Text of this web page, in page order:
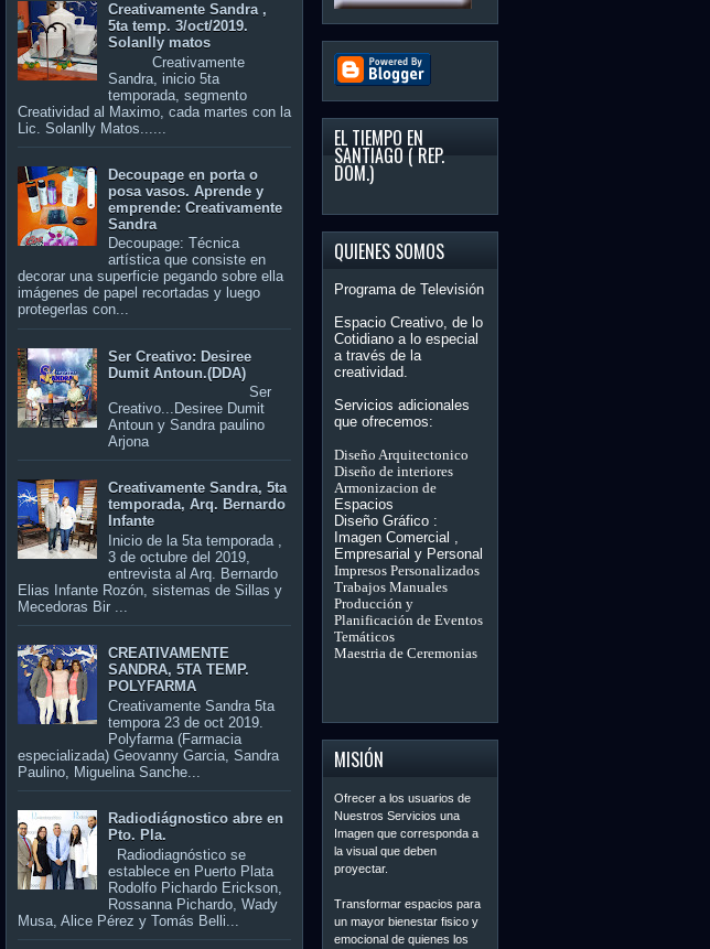
Creativamente Sandra ,
5ta temp. 3/oct/2019.
Solanlly matos
Creativamente
Sandra, inicio 5ta
temporada, segmento
Creatividad al Maximo, cada martes con la
Lic. Solanlly Matos......
Decoupage en porta o
posa vasos. Aprende y
emprende: Creativamente
Sandra
Decoupage: Técnica
artística que consiste en
decorar una superficie pegando sobre ella
imágenes de papel recortadas y luego
protegerlas con...
Ser Creativo: Desiree
Dumit Antoun.(DDA)
Ser
Creativo...Desiree Dumit
Antoun y Sandra paulino
Arjona
Creativamente Sandra, 5ta
temporada, Arq. Bernardo
Infante
Inicio de la 5ta temporada ,
3 de octubre del 2019,
entrevista al Arq. Bernardo
Elias Infante Rozón, sistemas de Sillas y
Mecedoras Bir ...
CREATIVAMENTE
SANDRA, 5TA TEMP.
POLYFARMA
Creativamente Sandra 5ta
tempora 23 de oct 2019.
Polyfarma (Farmacia
especializada) Geovanny Garcia, Sandra
Paulino, Miguelina Sanche...
Radiodiágnostico abre en
Pto. Pla.
Radiodiagnóstico se
establece en Puerto Plata
Rodolfo Pichardo Erickson,
Rossanna Pichardo, Wady
Musa, Alice Pérez y Tomás Belli...
EL TIEMPO EN
SANTIAGO ( REP.
DOM.)
QUIENES SOMOS
Programa de Televisión
Espacio Creativo, de lo
Cotidiano a lo especial
a través de la
creatividad.
Servicios adicionales
que ofrecemos:
Diseño Arquitectonico
Diseño de interiores
Armonizacion de
Espacios
Diseño Gráfico :
Imagen Comercial ,
Empresarial y Personal
Impresos Personalizados
Trabajos Manuales
Producción y
Planificación de Eventos
Temáticos
Maestria de Ceremonias
MISIÓN
Ofrecer a los usuarios de
Nuestros Servicios una
Imagen que corresponda a
la visual que deben
proyectar.
Transformar espacios para
un mayor bienestar fisico y
emocional de quienes los